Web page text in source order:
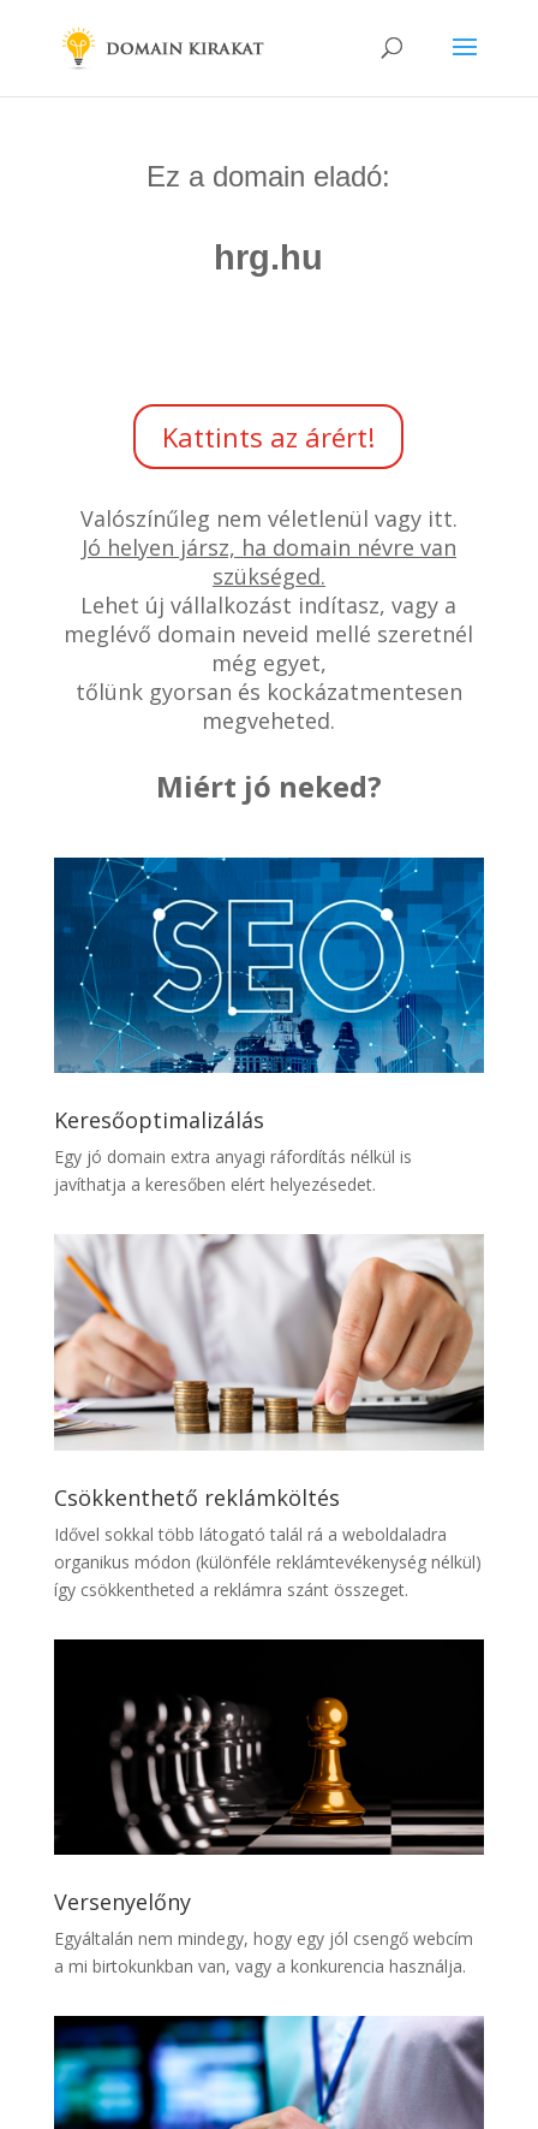
Ez a domain eladó:
hrg.hu
Kattints az árért!
Valószínűleg nem véletlenül vagy itt.
Jó helyen jársz, ha domain névre van
szükséged.
Lehet új vállalkozást indítasz, vagy a
meglévő domain neveid mellé szeretnél
még egyet,
tőlünk gyorsan és kockázatmentesen
megveheted.
Miért jó neked?
Keresőoptimalizálás
Egy jó domain extra anyagi ráfordítás nélkül is
javíthatja a keresőben elért helyezésedet.
Csökkenthető reklámköltés
Idővel sokkal több látogató talál rá a weboldaladra
organikus módon (különféle reklámtevékenység nélkül)
így csökkentheted a reklámra szánt összeget.
Versenyelőny
Egyáltalán nem mindegy, hogy egy jól csengő webcím
a mi birtokunkban van, vagy a konkurencia használja.